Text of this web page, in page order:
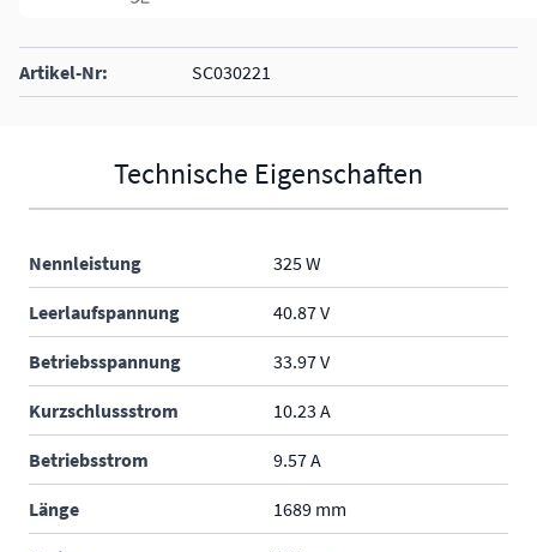
Artikel-Nr: SC030221
Technische Eigenschaften
Nennleistung 325 W
Leerlaufspannung 40.87 V
Betriebsspannung 33.97 V
Kurzschlussstrom 10.23 A
Betriebsstrom 9.57 A
Länge 1689 mm